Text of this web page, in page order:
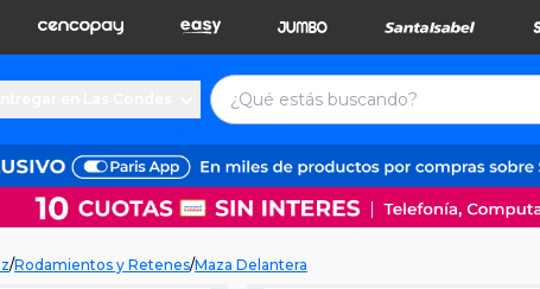
/Rodamientos y Retenes/Maza Delantera